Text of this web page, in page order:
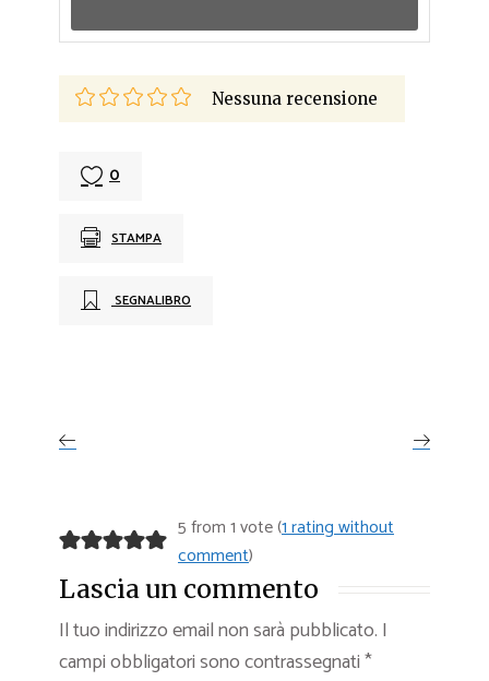
Nessuna recensione
0
STAMPA
SEGNALIBRO
5 from 1 vote (1 rating without
comment)
Lascia un commento
Il tuo indirizzo email non sarà pubblicato. I
campi obbligatori sono contrassegnati*